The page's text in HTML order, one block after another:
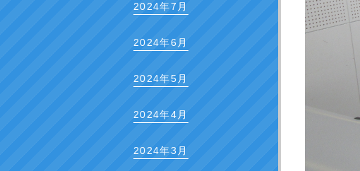
2024年7月
2024年6月
2024年5月
2024年4月
2024年3月